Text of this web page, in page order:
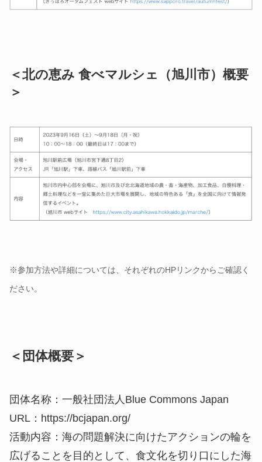
＜北の恵み 食べマルシェ（旭川市）概要
＞
※参加方法や詳細については、それぞれのHPリンクからご確認く
ださい。
＜団体概要＞
団体名称：一般社団法人Blue Commons Japan
URL：https://bcjapan.org/
活動内容：海の問題解決に向けたアクションの輪を
広げることを目的として、食文化を切り口にした海